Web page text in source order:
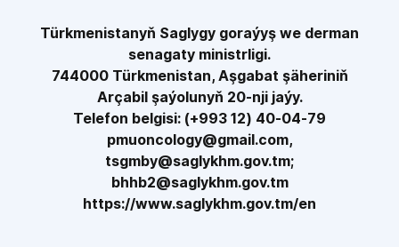
Türkmenistanyň Saglygy goraýyş we derman
senagaty ministrligi.
744000 Türkmenistan, Aşgabat şäheriniň
Arçabil şaýolunyň 20-nji jaýy.
Telefon belgisi: (+993 12) 40-04-79
pmuoncology@gmail.com,
tsgmby@saglykhm.gov.tm;
bhhb2@saglykhm.gov.tm
https://www.saglykhm.gov.tm/en